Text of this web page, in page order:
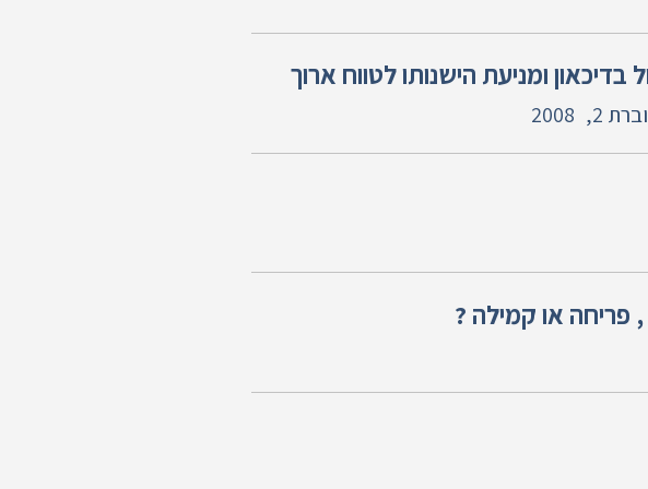
בדיכאון ומניעת הישנותו לטווח ארוך
2,
2008